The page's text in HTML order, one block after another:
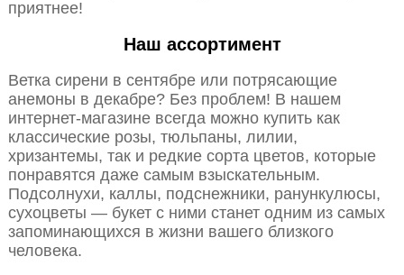
приятнее!
Наш ассортимент
Ветка сирени в сентябре или потрясающие
анемоны в декабре? Без проблем! В нашем
интернет-магазине всегда можно купить как
классические розы, тюльпаны, лилии,
хризантемы, так и редкие сорта цветов, которые
понравятся даже самым взыскательным.
Подсолнухи, каллы, подснежники, ранункулюсы,
сухоцветы — букет с ними станет одним из самых
запоминающихся в жизни вашего близкого
человека.